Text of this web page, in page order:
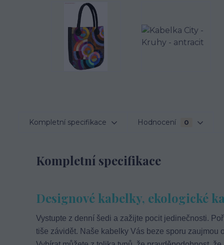
Kompletní specifikace Hodnocení 0
Kompletní specifikace
Designové kabelky, ekologické
Vystupte z denní šedi a zažijte pocit jedinečnosti.
tiše závidět. Naše kabelky Vás beze sporu zaujmou